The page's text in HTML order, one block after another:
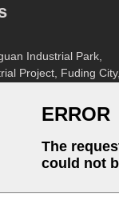
Industrial Park,
Project, Fuding City,
Provinsen.